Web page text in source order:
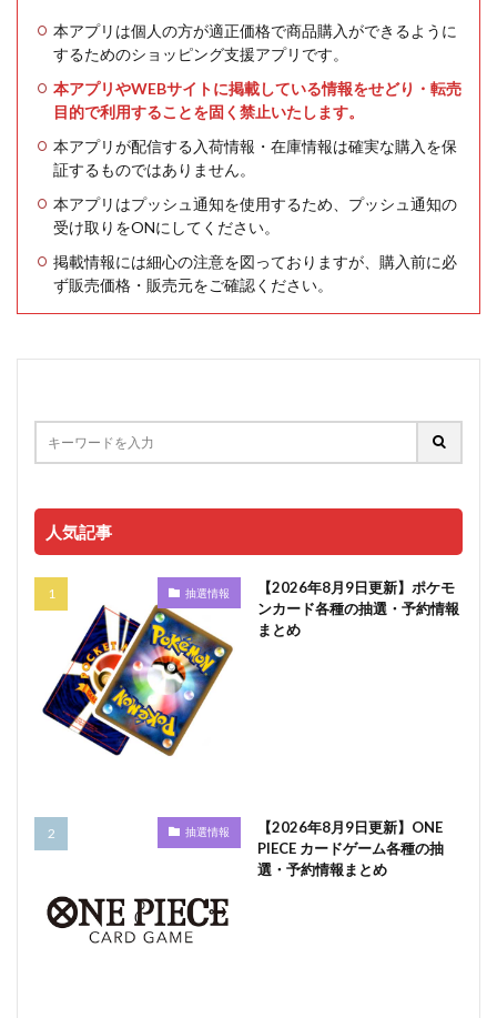
本アプリは個人の方が適正価格で商品購入ができるように
するためのショッピング支援アプリです。
本アプリやWEBサイトに掲載している情報をせどり・転売
目的で利用することを固く禁止いたします。
本アプリが配信する入荷情報・在庫情報は確実な購入を保
証するものではありません。
本アプリはプッシュ通知を使用するため、プッシュ通知の
受け取りをONにしてください。
掲載情報には細心の注意を図っておりますが、購入前に必
ず販売価格・販売元をご確認ください。
人気記事
抽選情報
【2026年8月9日更新】ポケモ
ンカード各種の抽選・予約情報
まとめ
抽選情報
【2026年8月9日更新】ONE
PIECE カードゲーム各種の抽
選・予約情報まとめ